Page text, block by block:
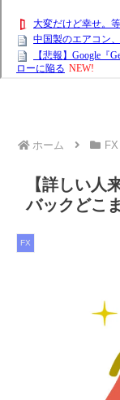
ホーム FX
【詳しい人
バックどこ
FX